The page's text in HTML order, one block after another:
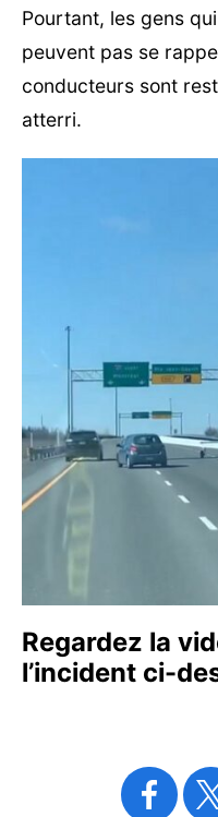
Pourtant, les gens
peuvent pas se
conducteurs sont
atterri.
Regardez la
l’incident ci-